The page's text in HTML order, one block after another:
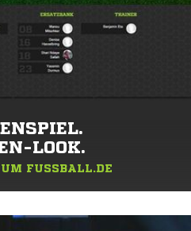
LOOK.
FUSSBALL.DE